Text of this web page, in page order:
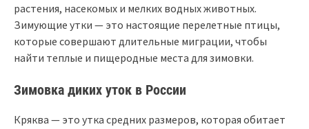
растения, насекомых и мелких водных животных.
Зимующие утки — это настоящие перелетные птицы,
которые совершают длительные миграции, чтобы
найти теплые и пищеродные места для зимовки.
Зимовка диких уток в России
Кряква — это утка средних размеров, которая обитает